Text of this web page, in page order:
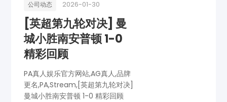
公司动态 2026-01-30
[英超第九轮对决] 曼
城小胜南安普顿 1-0
精彩回顾
PA真人娱乐官方网站,AG真人,品牌
更名,PA,Stream,[英超第九轮对决]
曼城小胜南安普顿 1-0 精彩回顾